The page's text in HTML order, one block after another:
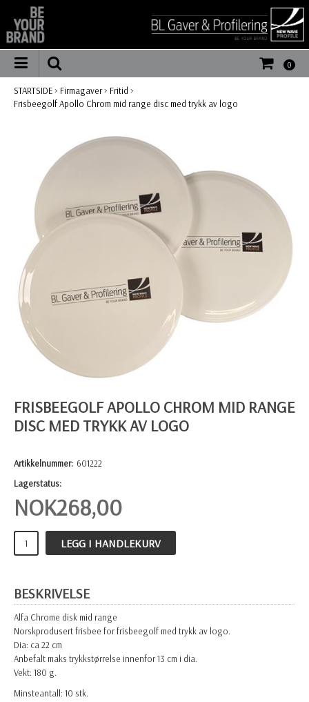
0
STARTSIDE> Firmagaver> Fritid >
Frisbeegolf Apollo Chrom mid range disc med trykk av logo
FRISBEEGOLF APOLLO CHROM MID RANGE
DISC MED TRYKK AV LOGO
Artikkelnummer: 601222
Lagerstatus:
NOK268,00
LEGG I HANDLEKURV
BESKRIVELSE
Alfa Chrome disk mid range
Norskprodusert frisbee for frisbeegolf med trykk av logo.
Dia: ca 22 cm
Anbefalt maks trykkstørrelse innenfor 13 cm i dia.
Vekt: 180 g.
Minsteantall: 10 stk.